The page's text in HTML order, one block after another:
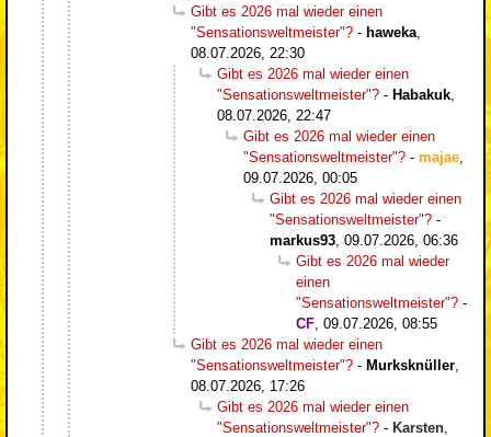
Gibt es 2026 mal wieder einen
"Sensationsweltmeister"? - haweka
08.07.2026, 22:30
Gibt es 2026 mal wieder einen
"Sensationsweltmeister"? - Habakuk
08.07.2026, 22:47
Gibt es 2026 mal wieder einen
"Sensationsweltmeister"? - majae
09.07.2026, 00:05
Gibt es 2026 mal wieder einen
"Sensationsweltmeister"? -
markus93 09.07.2026, 06:36
Gibt es 2026 mal wieder
einen
"Sensationsweltmeister"? -
CF 09.07.2026, 08:55
Gibt es 2026 mal wieder einen
"Sensationsweltmeister"? - Murksknüller
08.07.2026, 17:26
Gibt es 2026 mal wieder einen
"Sensationsweltmeister"? - Karsten